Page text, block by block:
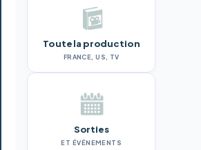
Toute la production
FRANCE, US, TV
Sorties
ET ÉVÉNEMENTS